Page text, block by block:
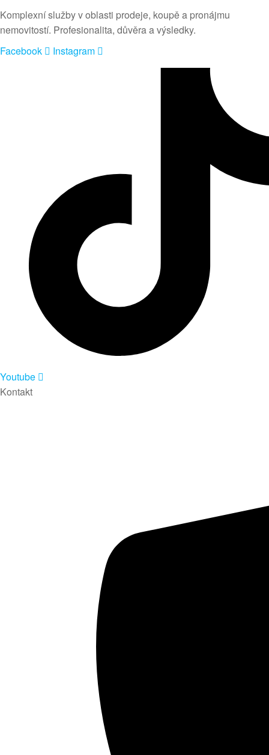
Komplexní služby v oblasti prodeje, koupě a pronájmu
nemovitostí. Profesionalita, důvěra a výsledky.
Facebook
Instagram
Youtube
Kontakt